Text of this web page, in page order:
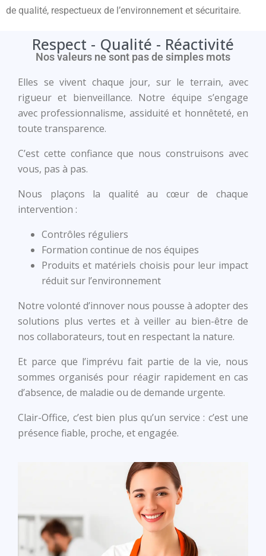
de qualité, respectueux de l’environnement et sécuritaire.
Respect - Qualité - Réactivité
Nos valeurs ne sont pas de simples mots
Elles se vivent chaque jour, sur le terrain, avec
rigueur et bienveillance. Notre équipe s’engage
avec professionnalisme, assiduité et honnêteté, en
toute transparence.
C’est cette confiance que nous construisons avec
vous, pas à pas.
Nous plaçons la qualité au cœur de chaque
intervention :
Contrôles réguliers
Formation continue de nos équipes
Produits et matériels choisis pour leur impact
réduit sur l’environnement
Notre volonté d’innover nous pousse à adopter des
solutions plus vertes et à veiller au bien-être de
nos collaborateurs, tout en respectant la nature.
Et parce que l’imprévu fait partie de la vie, nous
sommes organisés pour réagir rapidement en cas
d’absence, de maladie ou de demande urgente.
Clair-Office, c’est bien plus qu’un service : c’est une
présence fiable, proche, et engagée.